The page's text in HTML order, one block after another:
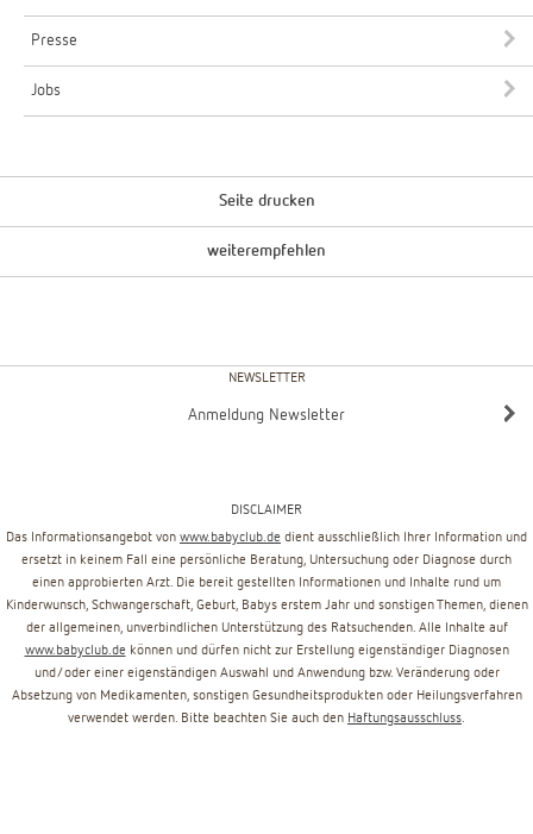
Presse
Jobs
Seite drucken
weiterempfehlen
NEWSLETTER
Anmeldung Newsletter
DISCLAIMER
Das Informationsangebot von www.babyclub.de dient ausschließlich Ihrer Information und
ersetzt in keinem Fall eine persönliche Beratung, Untersuchung oder Diagnose durch
einen approbierten Arzt. Die bereit gestellten Informationen und Inhalte rund um
Kinderwunsch, Schwangerschaft, Geburt, Babys erstem Jahr und sonstigen Themen, dienen
der allgemeinen, unverbindlichen Unterstützung des Ratsuchenden. Alle Inhalte auf
www.babyclub.de können und dürfen nicht zur Erstellung eigenständiger Diagnosen
und/oder einer eigenständigen Auswahl und Anwendung bzw. Veränderung oder
Absetzung von Medikamenten, sonstigen Gesundheitsprodukten oder Heilungsverfahren
verwendet werden. Bitte beachten Sie auch den Haftungsausschluss.